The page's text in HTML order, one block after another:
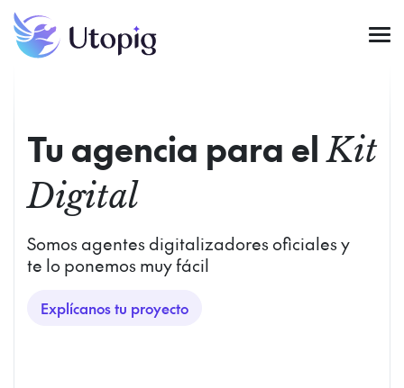
Tu agencia para elKit
Digital
Somos agentes digitalizadores oficiales y
te lo ponemos muy fácil
Explícanos tu proyecto